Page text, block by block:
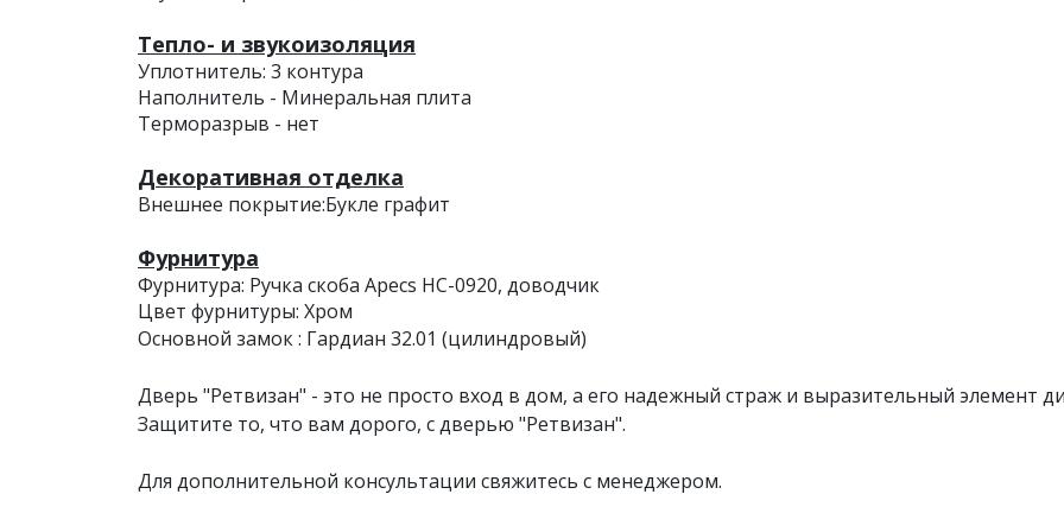
Тепло- и звукоизоляция
Уплотнитель: 3 контура
Наполнитель - Минеральная плита
Терморазрыв - нет
Декоративная отделка
Внешнее покрытие:Букле графит
Фурнитура
Фурнитура: Ручка скоба Apecs HC-0920, доводчик
Цвет фурнитуры: Хром
Основной замок : Гардиан 32.01 (цилиндровый)
Дверь "Ретвизан" - это не просто вход в дом, а его надежный страж и выразительный элемент
Защитите то, что вам дорого, с дверью "Ретвизан".
Для дополнительной консультации свяжитесь с менеджером.